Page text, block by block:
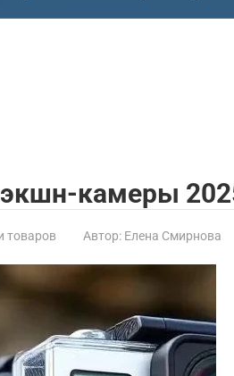
камеры
товаров Автор: Елена Смирнова